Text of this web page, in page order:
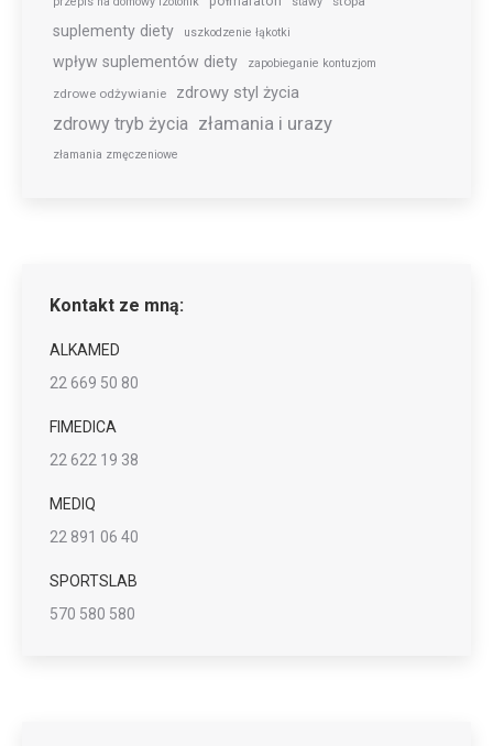
suplementy diety uszkodzenie łąkotki
wpływ suplementów diety zapobieganie kontuzjom
zdrowe odżywianie zdrowy styl życia
zdrowy tryb życia złamania i urazy
złamania zmęczeniowe
Kontakt ze mną:
ALKAMED
22 669 50 80
FIMEDICA
22 622 19 38
MEDIQ
22 891 06 40
SPORTSLAB
570 580 580